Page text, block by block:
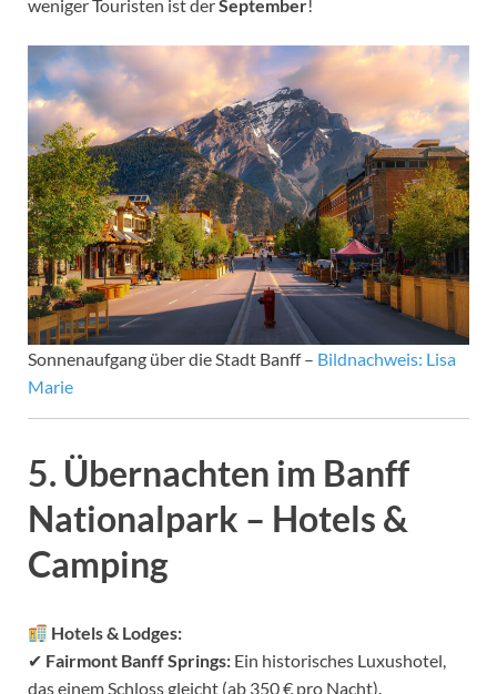
weniger Touristen ist derSeptember!
Sonnenaufgang über die Stadt Banff – Bildnachweis: Lisa
Marie
5. Übernachten im Banff
Nationalpark – Hotels &
Camping
Hotels & Lodges:
✔ Fairmont Banff Springs: Ein historisches Luxushotel,
das einem Schloss gleicht (ab 350 € pro Nacht).